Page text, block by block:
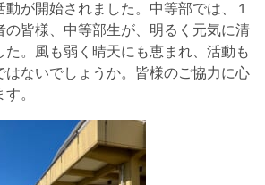
が開始されました。中等部では、１
の皆様、中等部生が、明るく元気に清
た。風も弱く晴天にも恵まれ、活動も
はないでしょうか。皆様のご協力に心
。